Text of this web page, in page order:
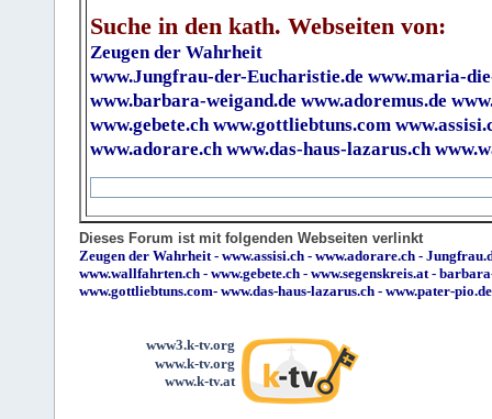
Suche in den kath. Webseiten von:
Zeugen der Wahrheit
www.Jungfrau-der-Eucharistie.de www.maria-
www.barbara-weigand.de www.adoremus.de
www.gebete.ch www.gottliebtuns.com
www.adorare.ch www.das-haus-lazarus.ch
Dieses Forum ist mit folgenden Webseiten verlinkt
Zeugen der Wahrheit - www.assisi.ch - www.adorare.ch -
www.wallfahrten.ch - www.gebete.ch - www.segenskreis.at -
www.gottliebtuns.com- www.das-haus-lazarus.ch - www.pater-pio.de
www3.k-tv.org
www.k-tv.org
www.k-tv.at